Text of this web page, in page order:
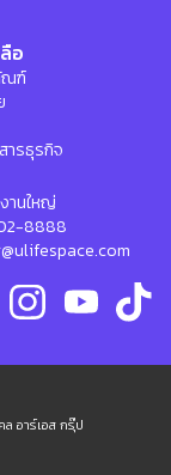
อ
ณฑ์
ารธุรกิจ
านใหญ่
8888
อาร์เอส กรุ๊ป